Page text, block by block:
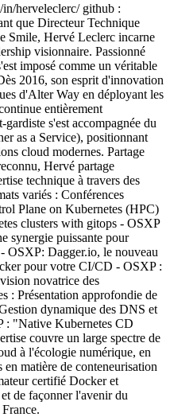
herveleclerc/ github :
que Directeur Technique
Smile, Hervé Leclerc incarne
visionnaire. Passionné
imposé comme un véritable
2016, son esprit d'innovation
d'Alter Way en déployant les
entièrement
s'est accompagnée du
as a Service), positionnant
cloud modernes. Partage
Hervé partage
technique à travers des
variés : Conférences
Plane on Kubernetes (HPC)
clusters with gitops - OSXP
synergie puissante pour
OSXP: Dagger.io, le nouveau
pour votre CI/CD - OSXP :
novatrice des
: Présentation approfondie de
dynamique des DNS et
: "Native Kubernetes CD
couvre un large spectre de
à l'écologie numérique, en
matière de conteneurisation
certifié Docker et
de façonner l'avenir du